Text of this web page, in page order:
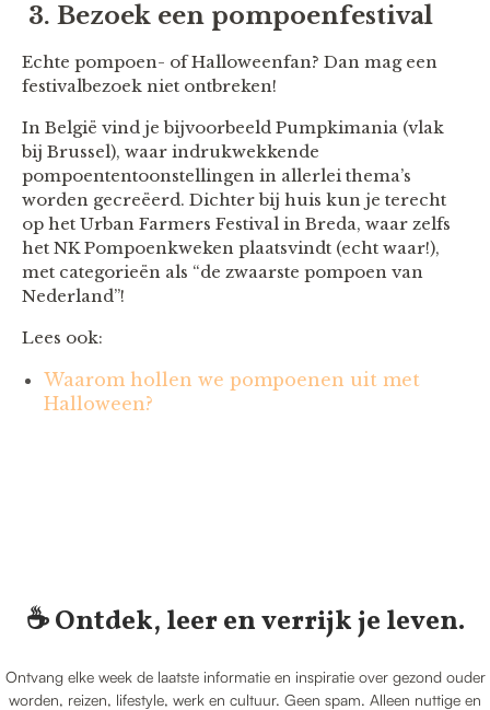
3. Bezoek een pompoenfestival
Echte pompoen- of Halloweenfan? Dan mag een
festivalbezoek niet ontbreken!
In België vind je bijvoorbeeld Pumpkimania (vlak
bij Brussel), waar indrukwekkende
pompoententoonstellingen in allerlei thema’s
worden gecreëerd. Dichter bij huis kun je terecht
op het Urban Farmers Festival in Breda, waar zelfs
het NK Pompoenkweken plaatsvindt (echt waar!),
met categorieën als “de zwaarste pompoen van
Nederland”!
Lees ook:
Waarom hollen we pompoenen uit met
Halloween?
☕️ Ontdek, leer en verrijk je leven.
Ontvang elke week de laatste informatie en inspiratie over gezond ouder
worden, reizen, lifestyle, werk en cultuur. Geen spam. Alleen nuttige en